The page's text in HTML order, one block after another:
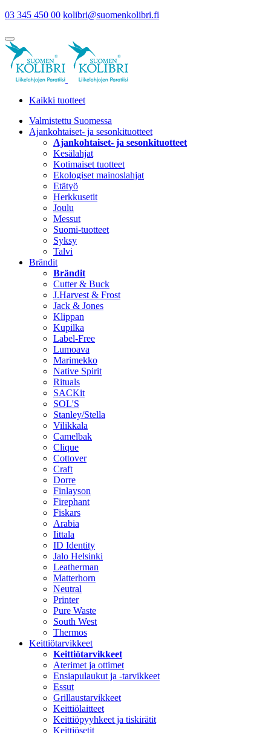
03 345 450 00 kolibri@suomenkolibri.fi
Kaikki tuotteet
Valmistettu Suomessa
Ajankohtaiset- ja sesonkituotteet
Ajankohtaiset- ja sesonkituotteet
Kesälahjat
Kotimaiset tuotteet
Ekologiset mainoslahjat
Etätyö
Herkkusetit
Joulu
Messut
Suomi-tuotteet
Syksy
Talvi
Brändit
Brändit
Cutter & Buck
J.Harvest & Frost
Jack & Jones
Klippan
Kupilka
Label-Free
Lumoava
Marimekko
Native Spirit
Rituals
SACKit
SOL'S
Stanley/Stella
Vilikkala
Camelbak
Clique
Cottover
Craft
Dorre
Finlayson
Firephant
Fiskars
Arabia
Iittala
ID Identity
Jalo Helsinki
Leatherman
Matterhorn
Neutral
Printer
Pure Waste
South West
Thermos
Keittiötarvikkeet
Keittiötarvikkeet
Aterimet ja ottimet
Ensiapulaukut ja -tarvikkeet
Essut
Grillaustarvikkeet
Keittiölaitteet
Keittiöpyyhkeet ja tiskirätit
Keittiösetit